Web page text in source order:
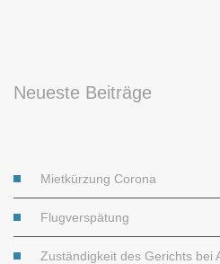
Neueste Beiträge
Mietkürzung Corona
Flugverspätung
Zuständigkeit des Gerichts bei